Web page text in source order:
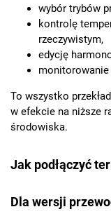
wybór trybów
kontrolę
rzeczywistym,
edycję
monitorowanie
To wszystko
w efekcie na niższe
środowiska.
Jak podłączyć
Dla wersji